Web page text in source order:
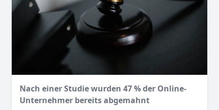
Nach einer Studie wurden 47 % der Online-
Unternehmer bereits abgemahnt